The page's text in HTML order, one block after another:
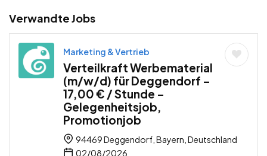
Verwandte Jobs
Marketing & Vertrieb
Verteilkraft Werbematerial
(m/w/d) für Deggendorf –
17,00 € / Stunde –
Gelegenheitsjob,
Promotionjob
94469 Deggendorf, Bayern, Deutschland
02/08/2026